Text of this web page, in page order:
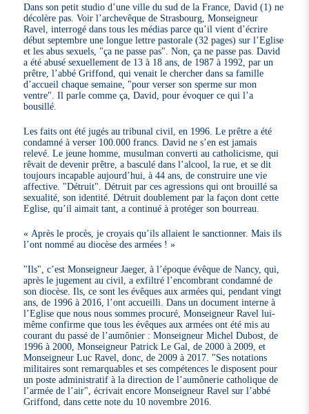
Dans son petit studio d’une ville du sud de la France, David (1) ne
décolère pas. Voir l’archevêque de Strasbourg, Monseigneur
Ravel, interrogé dans tous les médias parce qu’il vient d’écrire
début septembre une longue lettre pastorale (32 pages) sur l’Eglise
et les abus sexuels, "ça ne passe pas". Non, ça ne passe pas. David
a été abusé sexuellement de 13 à 18 ans, de 1987 à 1992, par un
prêtre, l’abbé Griffond, qui venait le chercher dans sa famille
d’accueil chaque semaine, "pour verser son sperme sur mon
ventre". Il parle comme ça, David, pour évoquer ce qui l’a
bousillé.
Les faits ont été jugés au tribunal civil, en 1996. Le prêtre a été
condamné à verser 100.000 francs. David ne s’en est jamais
relevé. Le jeune homme, musulman converti au catholicisme, qui
rêvait de devenir prêtre, a basculé dans l’alcool, la rue, et se dit
toujours incapable aujourd’hui, à 44 ans, de construire une vie
affective. "Détruit". Détruit par ces agressions qui ont brouillé sa
sexualité, son identité. Détruit doublement par la façon dont cette
Eglise, qu’il aimait tant, a continué à protéger son bourreau.
« Après le procès, je croyais qu’ils allaient le sanctionner. Mais ils
l’ont nommé au diocèse des armées ! »
"Ils", c’est Monseigneur Jaeger, à l’époque évêque de Nancy, qui,
après le jugement au civil, a exfiltré l’encombrant condamné de
son diocèse. Ils, ce sont les évêques aux armées qui, pendant vingt
ans, de 1996 à 2016, l’ont accueilli. Dans un document interne à
l’Eglise que nous nous sommes procuré, Monseigneur Ravel lui-
même confirme que tous les évêques aux armées ont été mis au
courant du passé de l’aumônier : Monseigneur Michel Dubost, de
1996 à 2000, Monseigneur Patrick Le Gal, de 2000 à 2009, et
Monseigneur Luc Ravel, donc, de 2009 à 2017. "Ses notations
militaires sont remarquables et ses compétences le disposent pour
un poste administratif à la direction de l’aumônerie catholique de
l’armée de l’air", écrivait encore Monseigneur Ravel sur l’abbé
Griffond, dans cette note du 10 novembre 2016.